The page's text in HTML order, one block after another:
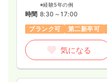
※経験5年の例
時間 8:30～17:00
ブランク可
第二新卒可
気になる